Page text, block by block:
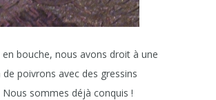
en bouche, nous avons droit à une
de poivrons avec des gressins
Nous sommes déjà conquis !